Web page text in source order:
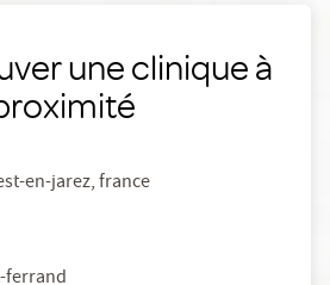
une clinique à
en-jarez, france
ferrand